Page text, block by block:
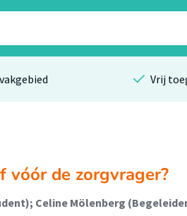
Vrij
vóór de zorgvrager?
Celine Mölenberg